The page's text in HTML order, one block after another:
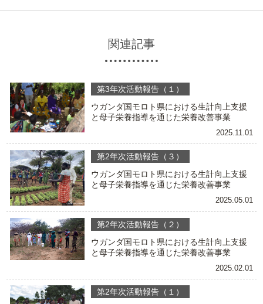
関連記事
第3年次活動報告（１）
ウガンダ国モロト県における生計向上支援
と母子栄養指導を通じた栄養改善事業
2025.11.01
第2年次活動報告（３）
ウガンダ国モロト県における生計向上支援
と母子栄養指導を通じた栄養改善事業
2025.05.01
第2年次活動報告（２）
ウガンダ国モロト県における生計向上支援
と母子栄養指導を通じた栄養改善事業
2025.02.01
第2年次活動報告（１）